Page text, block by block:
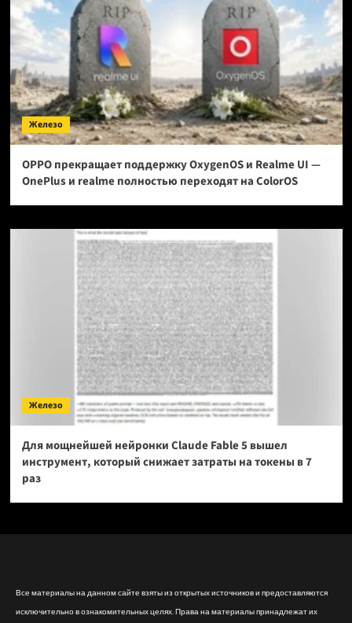
Железо
OPPO прекращает поддержку OxygenOS и Realme UI —
OnePlus и realme полностью переходят на ColorOS
Железо
Для мощнейшей нейронки Claude Fable 5 вышел
инструмент, который снижает затраты на токены в 7
раз
Все материалы на данном сайте взяты из открытых источников и предоставляются
исключительно в ознакомительных целях. Права на материалы принадлежат их